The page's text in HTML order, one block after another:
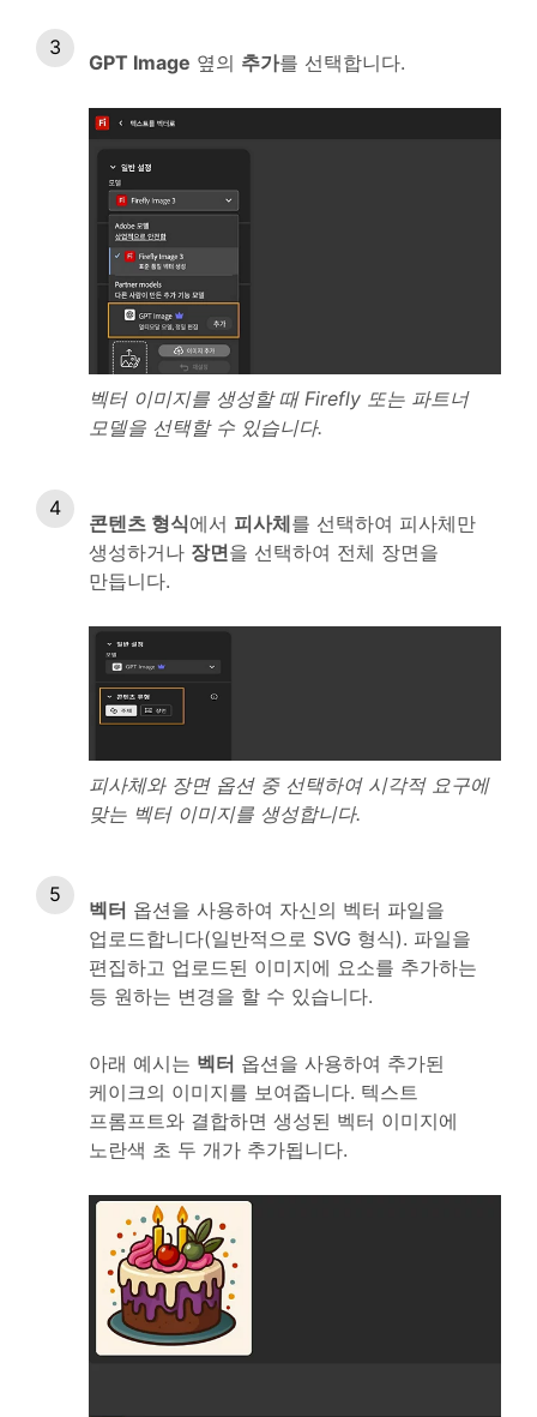
GPT Image 옆의 추가를 선택합니다.
벡터 이미지를 생성할 때 Firefly 또는 파트너
모델을 선택할 수 있습니다.
콘텐츠 형식에서 피사체를 선택하여 피사체만
생성하거나 장면을 선택하여 전체 장면을
만듭니다.
피사체와 장면 옵션 중 선택하여 시각적 요구에
맞는 벡터 이미지를 생성합니다.
벡터 옵션을 사용하여 자신의 벡터 파일을
업로드합니다(일반적으로 SVG 형식). 파일을
편집하고 업로드된 이미지에 요소를 추가하는
등 원하는 변경을 할 수 있습니다.
아래 예시는 벡터 옵션을 사용하여 추가된
케이크의 이미지를 보여줍니다. 텍스트
프롬프트와 결합하면 생성된 벡터 이미지에
노란색 초 두 개가 추가됩니다.